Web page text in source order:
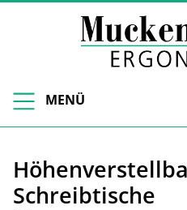
MENÜ
Schreibtische